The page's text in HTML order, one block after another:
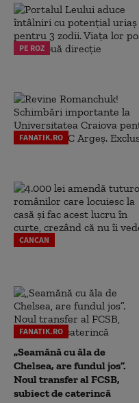
PE ROZ
FANATIK.RO
CANCAN
FANATIK.RO
„Seamănă cu ăla de
Chelsea, are fundul jos”.
Noul transfer al FCSB,
subiect de caterincă